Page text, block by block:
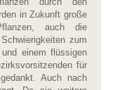
in Zukunft große
auch die
zum
einem flüssigen
für
Auch nach